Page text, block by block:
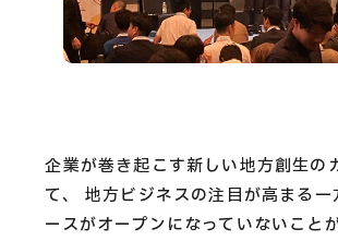
企業が巻き起こす新しい地方創生の
て、 地方ビジネスの注目が高まる一
ースがオープンになっていないこと